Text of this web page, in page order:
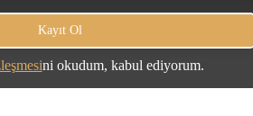
ni okudum, kabul ediyorum.